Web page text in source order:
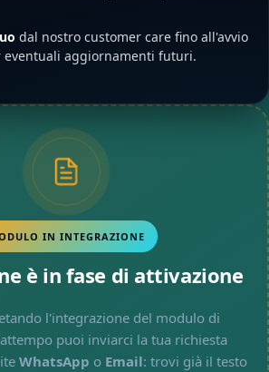
dal nostro customer care fino all'avvio
eventuali aggiornamenti futuri.
IN INTEGRAZIONE
è in fase di attivazione
l'integrazione del modulo di
puoi inviarci la tua richiesta
WhatsApp o Email: trovi già il testo